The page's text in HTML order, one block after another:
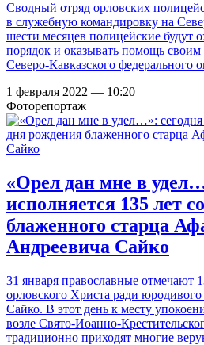
Сводный отряд орловских
в служебную командировку на
шести месяцев полицейские будут
порядок и оказывать помощь своим
Северо-Кавказского федерального
1 февраля 2022 — 10:20
Фоторепортаж
«Орел дан мне в
исполняется 135 лет
блаженного старца
Андреевича Сайко
31 января православные отмечают
орловского Христа ради
Сайко. В этот день к месту
возле Свято-Иоанно-
традиционно приходят многие